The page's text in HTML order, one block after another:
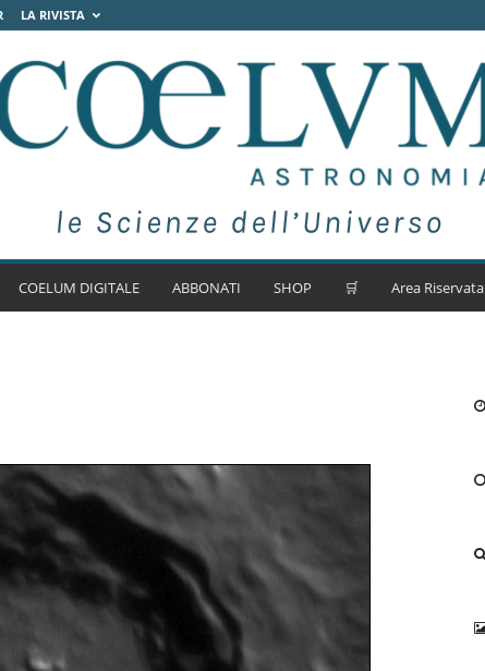
LA RIVISTA
COELUM DIGITALE ABBONATI SHOP 🛒 Area Riservata